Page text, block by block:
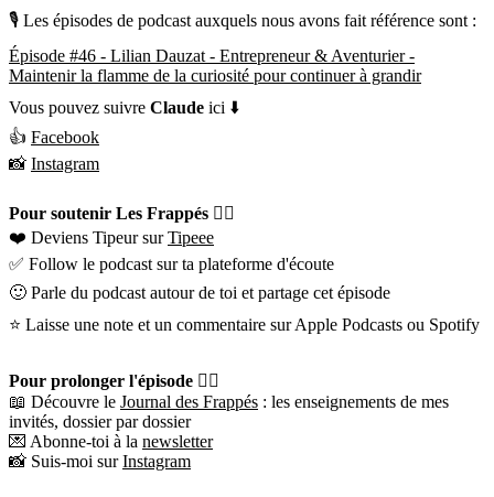
🎙 Les épisodes de podcast auxquels nous avons fait référence sont :
Épisode #46 - Lilian Dauzat - Entrepreneur & Aventurier -
Maintenir la flamme de la curiosité pour continuer à grandir
Vous pouvez suivre Claude ici ⬇️
👍 Facebook
📸 Instagram
Pour soutenir Les Frappés 👇🏼
❤️ Deviens Tipeur surTipeee
✅ Follow le podcast sur ta plateforme d'écoute
🙂 Parle du podcast autour de toi et partage cet épisode
⭐️ Laisse une note et un commentaire sur Apple Podcasts ou Spotify
Pour prolonger l'épisode 👇🏼
📖 Découvre le Journal des Frappés : les enseignements de mes
invités, dossier par dossier
💌 Abonne-toi à la newsletter
📸 Suis-moi surInstagram